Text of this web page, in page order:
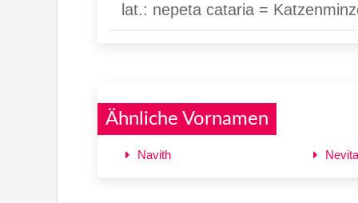
lat.: nepeta cataria =
Ähnliche Vornamen
Navith Nevita